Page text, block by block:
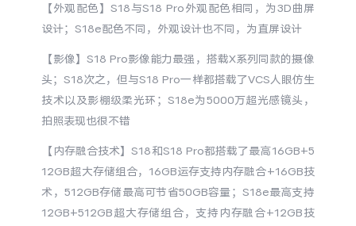
X Fold5 X200 Ultra
S30 Pro mini S30
Y500 Pro Y500
iQOO 15 Ultra
iQOO Pad6 Pro iQOO TWS 5e
【外观配色】S18与S18 Pro外观配色相同，为3D曲屏
设计；S18e配色不同，外观设计也不同，为直屏设计
【影像】S18 Pro影像能力最强，搭载X系列同款的摄像
头；S18次之，但与S18 Pro一样都搭载了VCS人眼仿生
技术以及影棚级柔光环；S18e为5000万超光感镜头，
拍照表现也很不错
【内存融合技术】S18和S18 Pro都搭载了最高16GB+5
12GB超大存储组合，16GB运存支持内存融合+16GB技
术，512GB存储最高可节省50GB容量；S18e最高支持
12GB+512GB超大存储组合，支持内存融合+12GB技